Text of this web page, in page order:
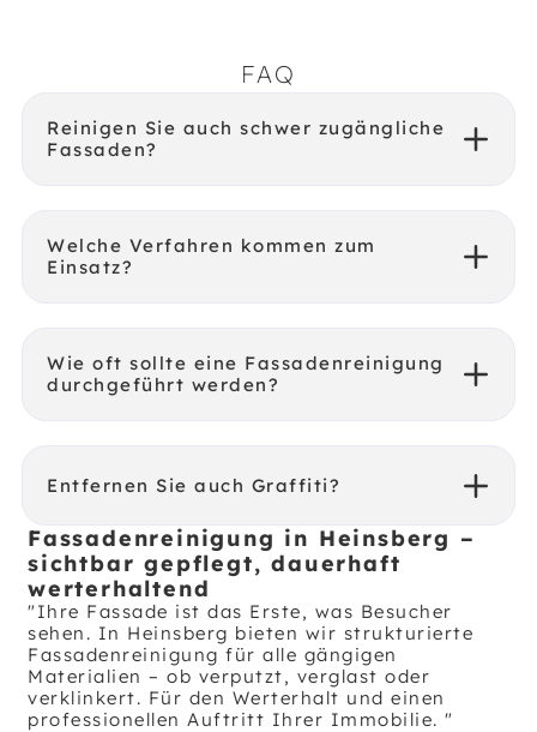
FAQ
Reinigen Sie auch schwer zugängliche
Fassaden?
Welche Verfahren kommen zum
Einsatz?
Wie oft sollte eine Fassadenreinigung
durchgeführt werden?
Entfernen Sie auch Graffiti?
Fassadenreinigung in Heinsberg –
sichtbar gepflegt, dauerhaft
werterhaltend
"Ihre Fassade ist das Erste, was Besucher
sehen. In Heinsberg bieten wir strukturierte
Fassadenreinigung für alle gängigen
Materialien – ob verputzt, verglast oder
verklinkert. Für den Werterhalt und einen
professionellen Auftritt Ihrer Immobilie. "